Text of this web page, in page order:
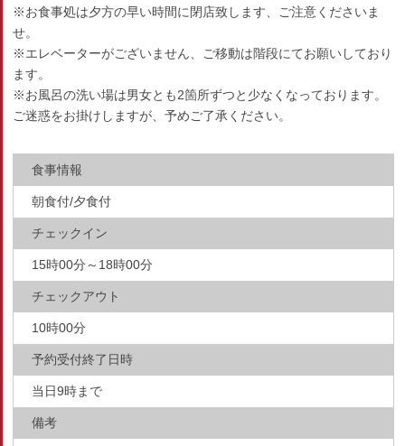
※お食事処は夕方の早い時間に閉店致します、ご注意くださいま
せ。
※エレベーターがございません、ご移動は階段にてお願いしており
ます。
※お風呂の洗い場は男女とも2箇所ずつと少なくなっております。
ご迷惑をお掛けしますが、予めご了承ください。
食事情報
朝食付/夕食付
チェックイン
15時00分～18時00分
チェックアウト
10時00分
予約受付終了日時
当日9時まで
備考